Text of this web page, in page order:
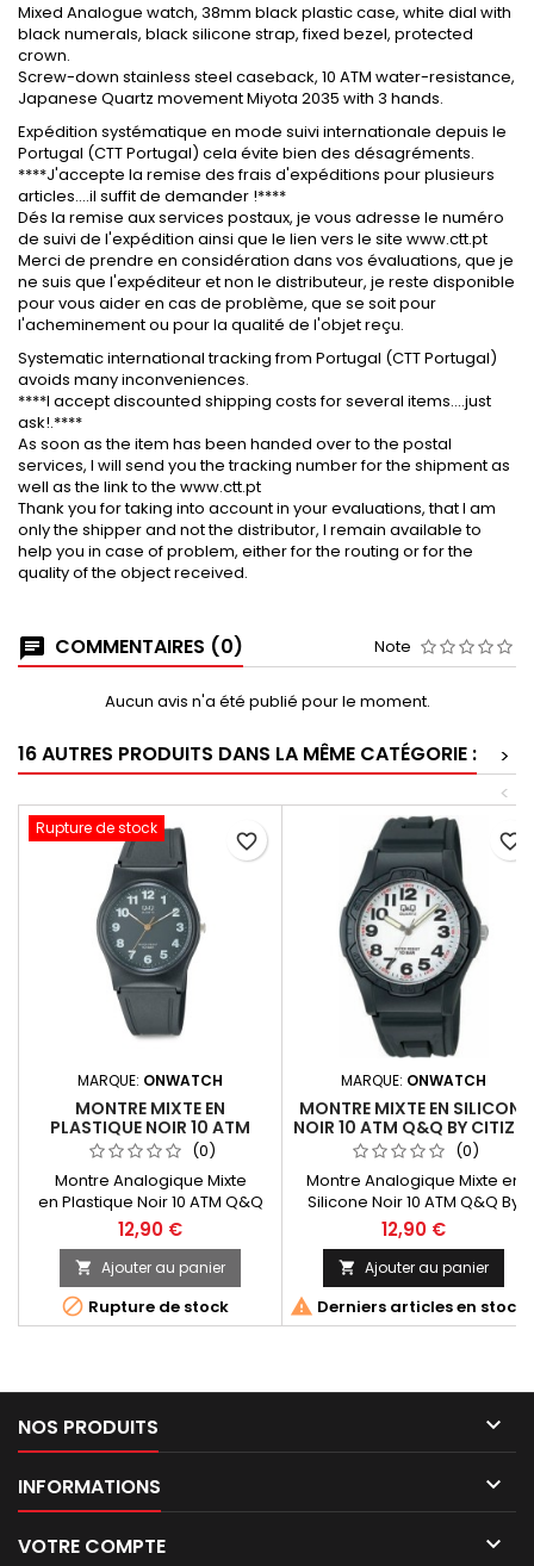
Mixed Analogue watch, 38mm black plastic case, white dial with
black numerals, black silicone strap, fixed bezel, protected
crown.
Screw-down stainless steel caseback, 10 ATM water-resistance,
Japanese Quartz movement Miyota 2035 with 3 hands.
Expédition systématique en mode suivi internationale depuis le
Portugal (CTT Portugal) cela évite bien des désagréments.
****J'accepte la remise des frais d'expéditions pour plusieurs
articles....il suffit de demander !****
Dés la remise aux services postaux, je vous adresse le numéro
de suivi de l'expédition ainsi que le lien vers le site www.ctt.pt
Merci de prendre en considération dans vos évaluations, que je
ne suis que l'expéditeur et non le distributeur, je reste disponible
pour vous aider en cas de problème, que se soit pour
l'acheminement ou pour la qualité de l'objet reçu.
Systematic international tracking from Portugal (CTT Portugal)
avoids many inconveniences.
****I accept discounted shipping costs for several items....just
ask!.****
As soon as the item has been handed over to the postal
services, I will send you the tracking number for the shipment as
well as the link to the www.ctt.pt
Thank you for taking into account in your evaluations, that I am
only the shipper and not the distributor, I remain available to
help you in case of problem, either for the routing or for the
quality of the object received.
COMMENTAIRES (0) Note
Aucun avis n'a été publié pour le moment.
16 AUTRES PRODUITS DANS LA MÊME CATÉGORIE :
>
<
Rupture de stock
MARQUE: ONWATCH
MONTRE MIXTE EN
PLASTIQUE NOIR 10 ATM
Q&Q BY CITIZEN VP34J010-
346
(0)
Montre Analogique Mixte
en Plastique Noir 10 ATM Q&Q
By Citizen VP34J010Fabrication
au Japon. Plastic Mixed Watch
Black Analogue 10 ATM Q&Q By
Citizen VP34J010Fabrication In
Japan
12,90 €
 Ajouter au panier
 Rupture de stock
favorite_border
MARQUE: ONWATCH
MONTRE MIXTE EN SILICONE
NOIR 10 ATM Q&Q BY CITIZEN
VP94J001-336
(0)
Montre Analogique Mixte en
Silicone Noir 10 ATM Q&Q By
Citizen VP94J001Fabrication au
Japon. Silicone Mixed Watch
Black Analogue 10 ATM Q&Q By
Citizen VP94J001Fabrication In
Japan
12,90 €
 Ajouter au panier
 Derniers articles en stock
favorite_border
NOS PRODUITS 
INFORMATIONS 
VOTRE COMPTE 